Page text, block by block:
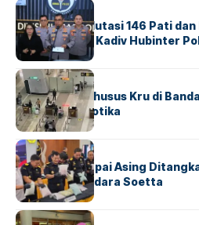
BERITA
Mabes Polri Mutasi 146 Pati
Untung Jabat Kadiv Hubinter
BANDARABERITA
Ketika Jalur Khusus Kru di
Sindikat Narkotika
BANDARA BERITA
Kopilot Maskapai Asing
Ekstasi di Bandara Soetta
BERITAINDEX